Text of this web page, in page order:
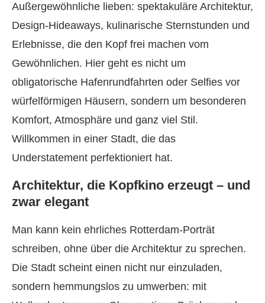
Außergewöhnliche lieben: spektakuläre Architektur,
Design-Hideaways, kulinarische Sternstunden und
Erlebnisse, die den Kopf frei machen vom
Gewöhnlichen. Hier geht es nicht um
obligatorische Hafenrundfahrten oder Selfies vor
würfelförmigen Häusern, sondern um besonderen
Komfort, Atmosphäre und ganz viel Stil.
Willkommen in einer Stadt, die das
Understatement perfektioniert hat.
Architektur, die Kopfkino erzeugt – und
zwar elegant
Man kann kein ehrliches Rotterdam-Porträt
schreiben, ohne über die Architektur zu sprechen.
Die Stadt scheint einen nicht nur einzuladen,
sondern hemmungslos zu umwerben: mit